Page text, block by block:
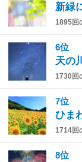
新緑
1895回
6位
天の
1730回
7位
ひま
1714回
8位